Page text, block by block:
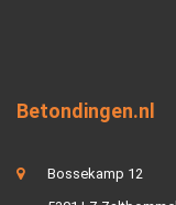
Betondingen.nl
Bossekamp 12